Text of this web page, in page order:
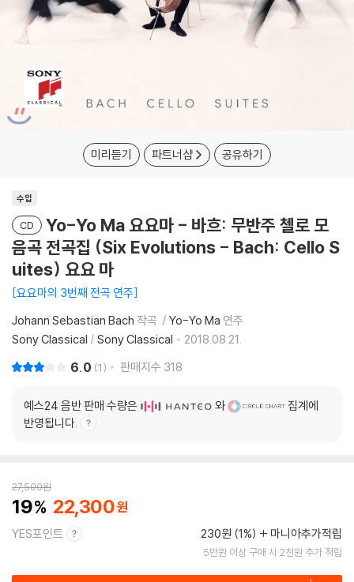
미리듣기 파트너샵 공유하기
수입
CD
Yo-Yo Ma 요요마 - 바흐: 무반주 첼로 모
음곡 전곡집 (Six Evolutions - Bach: Cello S
uites) 요요 마
요요마의 3번째 전곡 연주
Johann Sebastian Bach 작곡 Yo-Yo Ma 연주
Sony Classical / Sony Classical 2018.08.21.
6.0 1 판매지수 318
예스24 음반 판매 수량은 와
집계에
반영됩니다.
27,500원
19 22,300
YES포인트 230원 (1%) 마니아추가적립
5만원 이상 구매 시 2천원 추가 적립